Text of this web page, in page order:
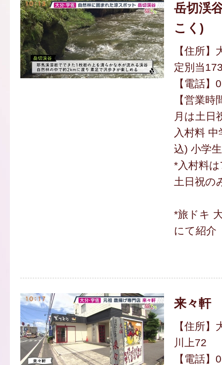
岳切渓
こく)
【住所
定別当
【電話
【営業
月は土日
入村料
込) 小学
*入村料
土日祝の
*旅ドキ
にて紹介
来々軒
【住所
川上72
【電話